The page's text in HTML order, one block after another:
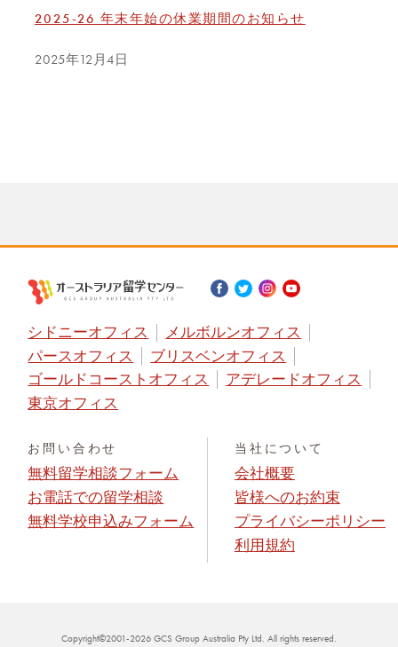
2025-26 年末年始の休業期間のお知らせ
2025年12月4日
シドニーオフィス
メルボルンオフィス
パースオフィス
ブリスベンオフィス
ゴールドコーストオフィス
アデレードオフィス
東京オフィス
お問い合わせ
無料留学相談フォーム
お電話での留学相談
無料学校申込みフォーム
当社について
会社概要
皆様へのお約束
プライバシーポリシー
利用規約
Copyright©2001-2026 GCS Group Australia Pty Ltd. All rights reserved.